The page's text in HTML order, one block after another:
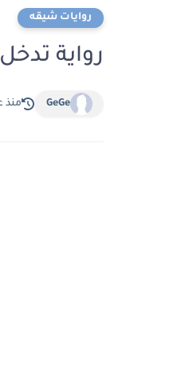
روايات شيقه
رواية تدخل
GeGe منذ